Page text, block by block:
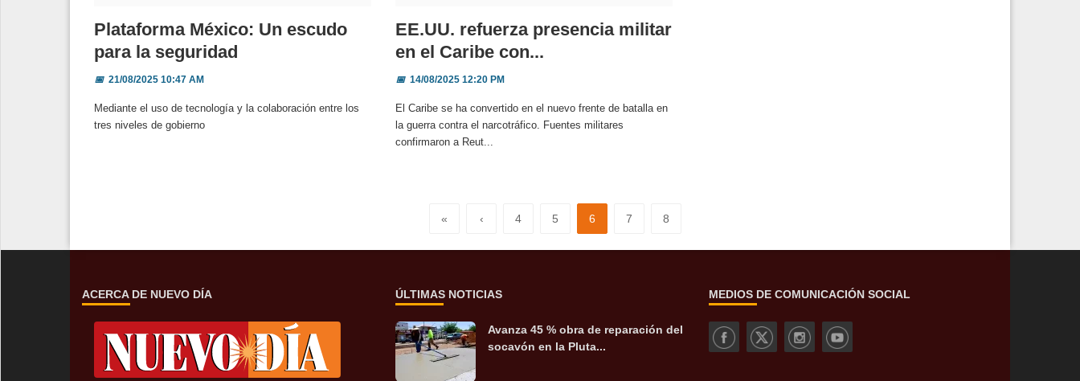
Plataforma México: Un escudo
para la seguridad
📅21/08/2025 10:47 AM
Mediante el uso de tecnología y la colaboración entre los
tres niveles de gobierno
EE.UU. refuerza presencia militar
en el Caribe con...
📅14/08/2025 12:20 PM
El Caribe se ha convertido en el nuevo frente de batalla en
la guerra contra el narcotráfico. Fuentes militares
confirmaron a Reut...
« ‹ 4 5 6 7 8
ACERCA DE NUEVO DÍA ÚLTIMAS NOTICIAS
Avanza 45 % obra de reparación del
socavón en la Pluta...
MEDIOS DE COMUNICACIÓN SOCIAL